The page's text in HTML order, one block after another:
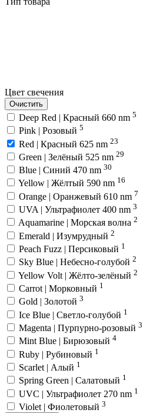
Цвет свечения
Очистить
Deep Red | Красный 660 nm 5
Pink | Розовый 5
Red | Красный 625 nm 23
Green | Зелёный 525 nm 29
Blue | Синий 470 nm 30
Yellow | Жёлтый 590 nm 16
Orange | Оранжевый 610 nm 7
UVA | Ультрафиолет 400 nm 3
Aquamarine | Морская волна 2
Emerald | Изумрудный 2
Peach Fuzz | Персиковый 1
Sky Blue | Небесно-голубой 2
Yellow Volt | Жёлто-зелёный 2
Carrot | Морковный 1
Gold | Золотой 3
Ice Blue | Светло-голубой 1
Magenta | Пурпурно-розовый 3
Mint Blue | Бирюзовый 4
Ruby | Рубиновый 1
Scarlet | Алый 1
Spring Green | Салатовый 1
UVC | Ультрафиолет 270 nm 1
Violet | Фиолетовый 3